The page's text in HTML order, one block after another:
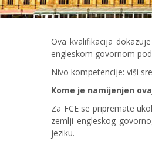
Ova kvalifikacija
engleskom govornom
Nivo kompetencije: viši
Kome je namijenjen
Za FCE se pripremate
zemlji engleskog
jeziku.